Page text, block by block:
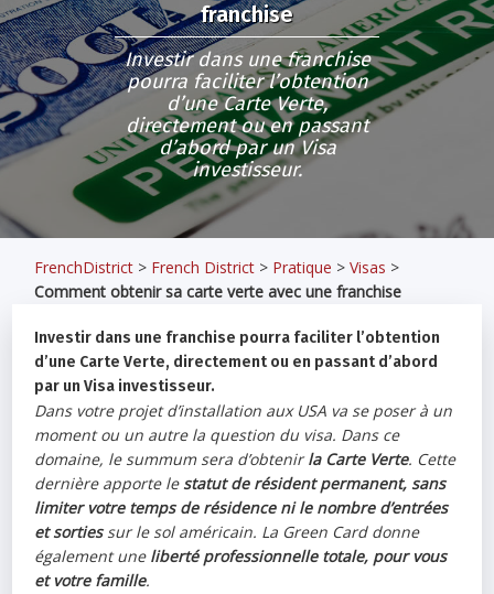
franchise
Investir dans une franchise
pourra faciliter l’obtention
d’une Carte Verte,
directement ou en passant
d’abord par un Visa
investisseur.
FrenchDistrict > French District > Pratique >Visas >
Comment obtenir sa carte verte avec une franchise
Investir dans une franchise pourra faciliter l’obtention
d’une Carte Verte, directement ou en passant d’abord
par un Visa investisseur.
Dans votre projet d’installation aux USA va se poser à un
moment ou un autre la question du visa. Dans ce
domaine, le summum sera d’obtenirla Carte Verte. Cette
dernière apporte lestatut de résident permanent, sans
limiter votre temps de résidence ni le nombre d’entrées
et sortiessur le sol américain. La Green Card donne
également une liberté professionnelle totale, pour vous
et votre famille.